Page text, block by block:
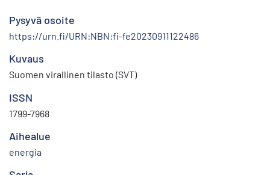
Pysyvä osoite
https://urn.fi/URN:NBN:fi-fe20230911122486
Kuvaus
Suomen virallinen tilasto (SVT)
ISSN
1799-7968
Aihealue
energia